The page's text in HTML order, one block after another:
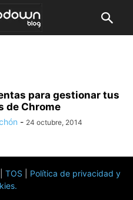
para gestionar tus
de Chrome
- 24 octubre, 2014
TOS
Política de privacidad y
.